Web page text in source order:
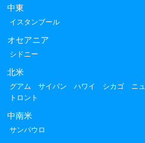
中東
イスタンブール
オセアニア
シドニー
北米
グアム サイパン ハワイ シカゴ ニ
トロント
中南米
サンパウロ